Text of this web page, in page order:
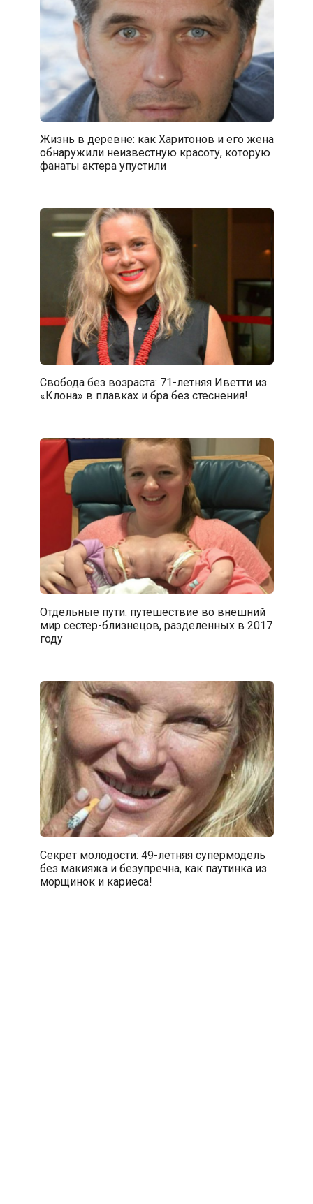
Жизнь в деревне: как Харитонов и его жена
обнаружили неизвестную красоту, которую
фанаты актера упустили
Свобода без возраста: 71-летняя Иветти из
«Клона» в плавках и бра без стеснения!
Отдельные пути: путешествие во внешний
мир сестер-близнецов, разделенных в 2017
году
Секрет молодости: 49-летняя супермодель
без макияжа и безупречна, как паутинка из
морщинок и кариеса!